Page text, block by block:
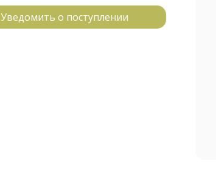
Уведомить о поступлении